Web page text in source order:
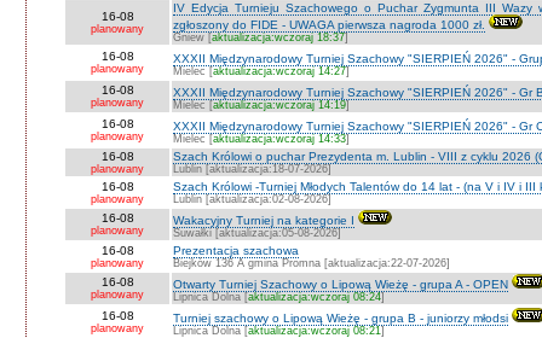
16-08
planowany
IV Edycja Turnieju Szachowego o Puchar Zygmunta III Wazy
zgłoszony do FIDE - UWAGA pierwsza nagroda 1000 zł.
Gniew [aktualizacja:wczoraj 18:37]
16-08
planowany
XXXII Międzynarodowy Turniej Szachowy "SIERPIEŃ 2026" -
Mielec [aktualizacja:wczoraj 14:27]
16-08
planowany
XXXII Międzynarodowy Turniej Szachowy "SIERPIEŃ 2026" - Gr
Mielec [aktualizacja:wczoraj 14:19]
16-08
planowany
XXXII Międzynarodowy Turniej Szachowy "SIERPIEŃ 2026" - Gr
Mielec [aktualizacja:wczoraj 14:33]
16-08
planowany
Szach Królowi o puchar Prezydenta m. Lublin - VIII z cyklu 2026
Lublin [aktualizacja:18-07-2026]
16-08
planowany
Szach Królowi -Turniej Młodych Talentów do 14 lat - (na V i IV i III
Lublin [aktualizacja:02-08-2026]
16-08
planowany
Wakacyjny Turniej na kategorie I
Suwałki [aktualizacja:05-08-2026]
16-08
planowany
Prezentacja szachowa
Biejków 136 A gmina Promna [aktualizacja:22-07-2026]
16-08
planowany
Otwarty Turniej Szachowy o Lipową Wieżę - grupa A - OPEN
Lipnica Dolna [aktualizacja:wczoraj 08:24]
16-08
planowany
Turniej szachowy o Lipową Wieżę - grupa B - juniorzy młodsi
Lipnica Dolna [aktualizacja:wczoraj 08:21]